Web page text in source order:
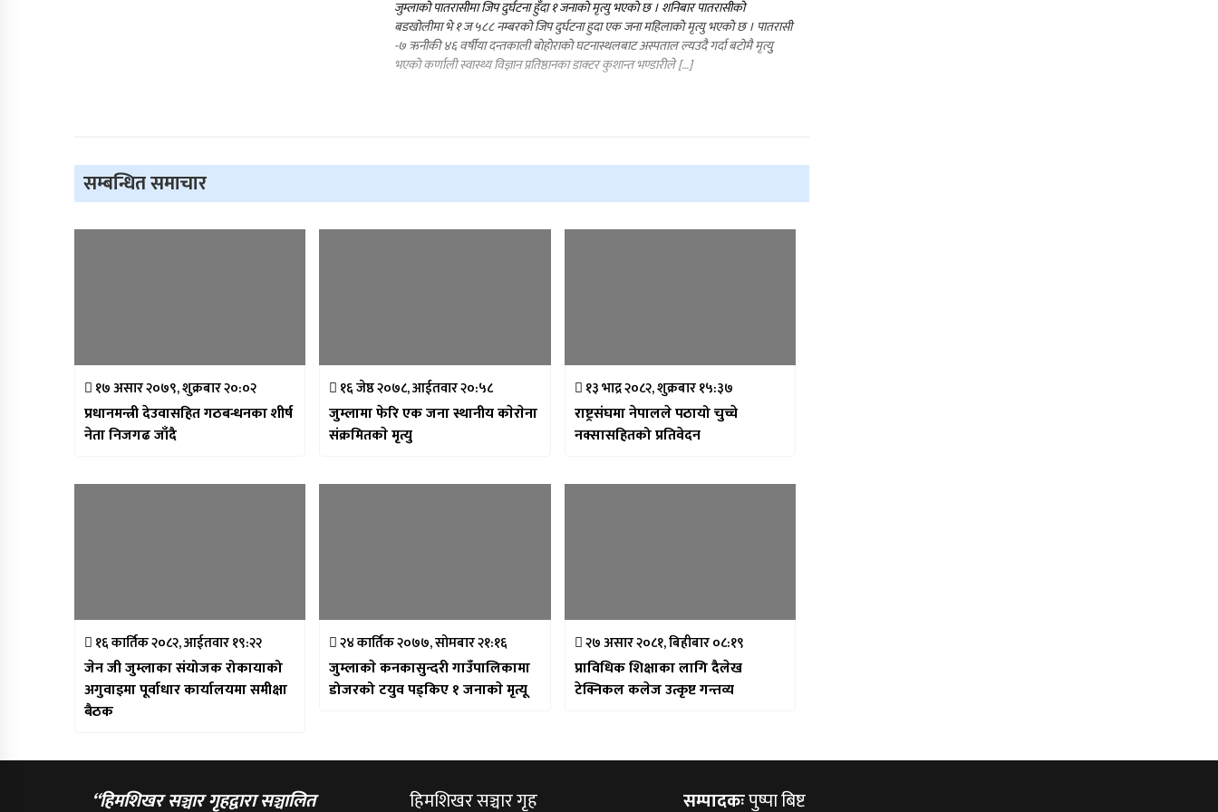
जुम्लाको पातरासीमा जिप दुर्घटना हुँदा १ जनाकाे मृत्यु भएकाे छ । शनिबार पातरासीको
बडखोलीमा भे १ ज ५८८ नम्बरको जिप दुर्घटना हुदा एक जना महिलाकाे मृत्यु भएकाे छ । पातरासी
-७ ऋनीकी ४६ वर्षीया दन्तकाली बाेहाेराकाे घटनास्थलबाट अस्पताल ल्यउदै गर्दा बटाेमै मृत्युु
भएकाे कर्णाली स्वास्थ्य विज्ञान प्रतिष्ठानका डाक्टर कुशान्त भण्डारीले […]
सम्बन्धित समाचार
१७ असार २०७९, शुक्रबार २०:०२
प्रधानमन्त्री देउवासहित गठबन्धनका शीर्ष
नेता निजगढ जाँदै
१६ जेष्ठ २०७८, आईतवार २०:५८
जुम्लामा फेरि एक जना स्थानीय काेराेना
संक्रमितकाे मृत्यु
१३ भाद्र २०८२, शुक्रबार १५:३७
राष्ट्रसंघमा नेपालले पठायो चुच्चे
नक्सासहितको प्रतिवेदन
१६ कार्तिक २०८२, आईतवार १९:२२
जेन जी जुम्लाका संयोजक रोकायाको
अगुवाइमा पूर्वाधार कार्यालयमा समीक्षा
बैठक
२४ कार्तिक २०७७, सोमबार २१:१६
जुम्लाकाे कनकासुन्दरी गाउँपालिकामा
डोजरको टयुव पड्किए १ जनाकाे मृत्यू
२७ असार २०८१, बिहीबार ०८:१९
प्राविधिक शिक्षाका लागि दैलेख
टेक्निकल कलेज उत्कृष्ट गन्तव्य
“हिमशिखर सञ्चार गृहद्वारा सञ्चालित हिमशिखर सञ्चार गृह सम्पादकःपुष्पा बिष्ट